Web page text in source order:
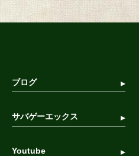
ブログ
サバゲーエックス
Youtube